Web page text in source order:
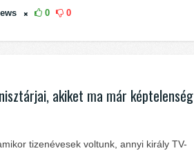
0 0
akiket ma már képtelenség
tizenévesek voltunk, annyi király TV-